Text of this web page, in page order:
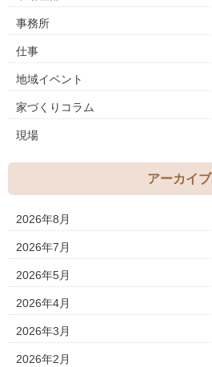
事務所
仕事
地域イベント
家づくりコラム
現場
アーカイブ
2026年8月
2026年7月
2026年5月
2026年4月
2026年3月
2026年2月